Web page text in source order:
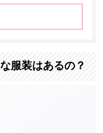
服装はあるの？